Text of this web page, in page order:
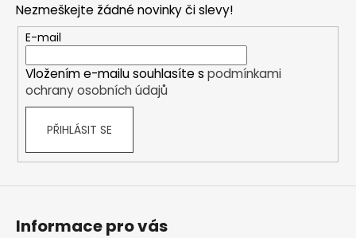
Nezmeškejte žádné novinky či slevy!
E-mail
Vložením e-mailu souhlasíte s podmínkami
ochrany osobních údajů
PŘIHLÁSIT SE
Informace pro vás